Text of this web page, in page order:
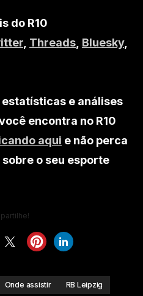
do R10
Threads Bluesky,
e análises
encontra no R10
aqui e não perca
o seu esporte
Onde assistir RB Leipzig